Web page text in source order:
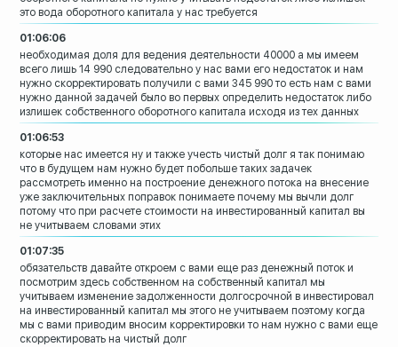
это вода оборотного капитала у нас требуется
01:06:06
необходимая доля для ведения деятельности 40000 а мы имеем
всего лишь 14 990 следовательно у нас вами его недостаток и нам
нужно скорректировать получили с вами 345 990 то есть нам с вами
нужно данной задачей было во первых определить недостаток либо
излишек собственного оборотного капитала исходя из тех данных
01:06:53
которые нас имеется ну и также учесть чистый долг я так понимаю
что в будущем нам нужно будет побольше таких задачек
рассмотреть именно на построение денежного потока на внесение
уже заключительных поправок понимаете почему мы вычли долг
потому что при расчете стоимости на инвестированный капитал вы
не учитываем словами этих
01:07:35
обязательств давайте откроем с вами еще раз денежный поток и
посмотрим здесь собственном на собственный капитал мы
учитываем изменение задолженности долгосрочной в инвестировал
на инвестированный капитал мы этого не учитываем поэтому когда
мы с вами приводим вносим корректировки то нам нужно с вами еще
скорректировать на чистый долг